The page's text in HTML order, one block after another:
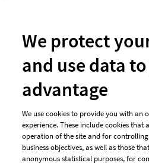
Unsere Zahlungsarten
We protect
and use data
advantage
We use cookies to provide you with an
experience. These include cookies that
operation of the site and for
business objectives, as well as those
anonymous statistical purposes, for